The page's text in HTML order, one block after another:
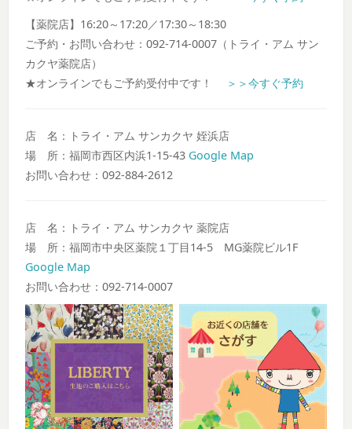
【薬院店】16:20～17:20／17:30～18:30
ご予約・お問い合わせ：092-714-0007（トライ・アム サン
カクヤ薬院店）
★オンラインでもご予約受付中です！
＞＞今すぐ予約
店 名：トライ・アム サンカクヤ 姪浜店
場 所：福岡市西区内浜1-15-43 Google Map
お問い合わせ：092-884-2612
店 名：トライ・アム サンカクヤ 薬院店
場 所：福岡市中央区薬院１丁目14-5 MG薬院ビル1F
Google Map
お問い合わせ：092-714-0007